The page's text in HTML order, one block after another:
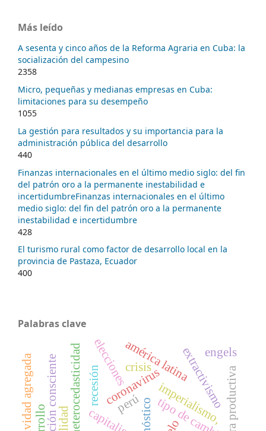
Más leído
A sesenta y cinco años de la Reforma Agraria en Cuba: la
socialización del campesino
2358
Micro, pequeñas y medianas empresas en Cuba:
limitaciones para su desempeño
1055
La gestión para resultados y su importancia para la
administración pública del desarrollo
440
Finanzas internacionales en el último medio siglo: del fin
del patrón oro a la permanente inestabilidad e
incertidumbreFinanzas internacionales en el último
medio siglo: del fin del patrón oro a la permanente
inestabilidad e incertidumbre
428
El turismo rural como factor de desarrollo local en la
provincia de Pastaza, Ecuador
400
Palabras clave
coronavirus
elecciones
imperialismo,
recesión
heterocedasticidad tipo de cambio
américa latinaextractivismo
perú
acción consciente crisis
engels